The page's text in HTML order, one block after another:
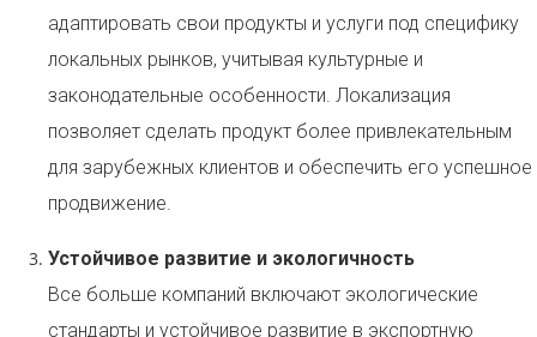
адаптировать свои продукты и услуги под специфику
локальных рынков, учитывая культурные и
законодательные особенности. Локализация
позволяет сделать продукт более привлекательным
для зарубежных клиентов и обеспечить его успешное
продвижение.
Устойчивое развитие и экологичность
Все больше компаний включают экологические
стандарты и устойчивое развитие в экспортную